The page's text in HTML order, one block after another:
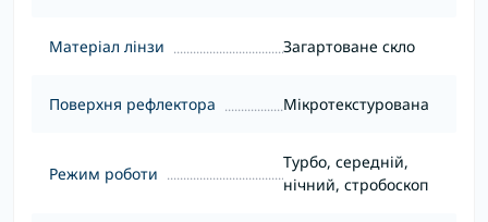
Матеріал лінзи Загартоване скло
Поверхня рефлектора Мікротекстурована
Режим роботи
Турбо, середній,
нічний, стробоскоп